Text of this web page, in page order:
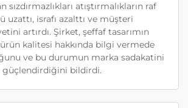
sızdırmazlıkları atıştırmalıkların raf
uzattı, israfı azalttı ve müşteri
artırdı. Şirket, şeffaf tasarımın
kalitesi hakkında bilgi vermede
ve bu durumun marka sadakatini
güçlendirdiğini bildirdi.